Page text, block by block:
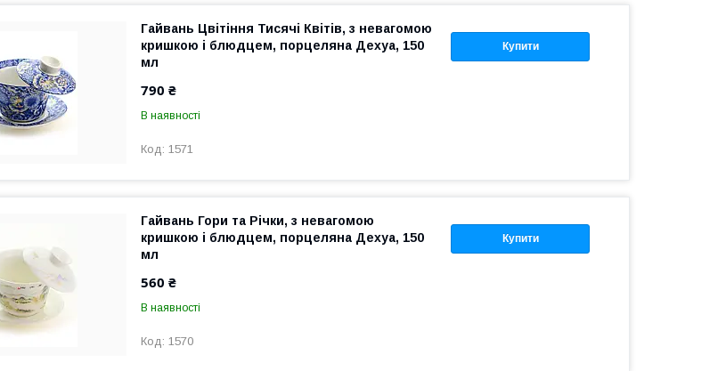
Купити
Гайвань Цвітіння Тисячі Квітів, з невагомою
кришкою і блюдцем, порцеляна Дехуа, 150
мл
790 ₴
В наявності
1571
Купити
Гайвань Гори та Річки, з невагомою
кришкою і блюдцем, порцеляна Дехуа, 150
мл
560 ₴
В наявності
1570